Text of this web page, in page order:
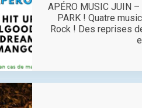
APÉRO MUSIC JUIN
PARK ! Quatre
Rock ! Des reprises